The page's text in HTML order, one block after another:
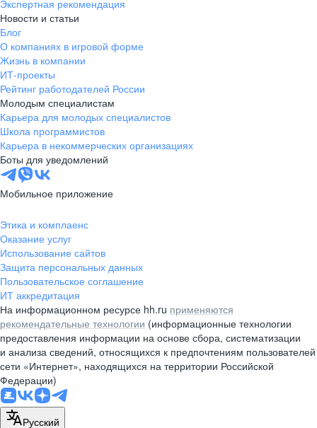
Экспертная рекомендация
Новости и статьи
Блог
О компаниях в игровой форме
Жизнь в компании
ИТ-проекты
Рейтинг работодателей России
Молодым специалистам
Карьера для молодых специалистов
Школа программистов
Карьера в некоммерческих организациях
Боты для уведомлений
Мобильное приложение
Этика и комплаенс
Оказание услуг
Использование сайтов
Защита персональных данных
Пользовательское соглашение
ИТ аккредитация
На информационном ресурсе hh.ru применяются
рекомендательные технологии (информационные технологии
предоставления информации на основе сбора, систематизации
и анализа сведений, относящихся к предпочтениям пользователей
сети «Интернет», находящихся на территории Российской
Федерации)
Русский